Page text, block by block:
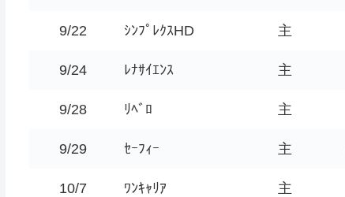
9/22 ｼﾝﾌﾟﾚｸｽHD 主
9/24 ﾚﾅｻｲｴﾝｽ 主
9/28 ﾘﾍﾞﾛ 主
9/29 ｾｰﾌｨｰ 主
10/7 ﾜﾝｷｬﾘｱ 主